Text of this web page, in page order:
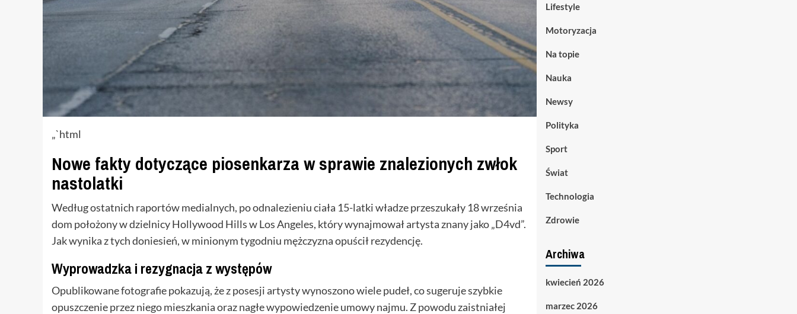
„`html
Nowe fakty dotyczące piosenkarza w sprawie znalezionych zwłok
nastolatki
Według ostatnich raportów medialnych, po odnalezieniu ciała 15-latki władze przeszukały 18 września
dom położony w dzielnicy Hollywood Hills w Los Angeles, który wynajmował artysta znany jako „D4vd”.
Jak wynika z tych doniesień, w minionym tygodniu mężczyzna opuścił rezydencję.
Wyprowadzka i rezygnacja z występów
Opublikowane fotografie pokazują, że z posesji artysty wynoszono wiele pudeł, co sugeruje szybkie
opuszczenie przez niego mieszkania oraz nagłe wypowiedzenie umowy najmu. Z powodu zaistniałej
Lifestyle
Motoryzacja
Na topie
Nauka
Newsy
Polityka
Sport
Świat
Technologia
Zdrowie
Archiwa
kwiecień 2026
marzec 2026